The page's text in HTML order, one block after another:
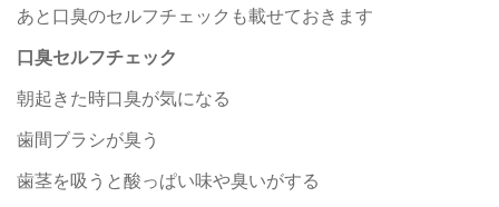
あと口臭のセルフチェックも載せておきます
口臭セルフチェック
朝起きた時口臭が気になる
歯間ブラシが臭う
歯茎を吸うと酸っぱい味や臭いがする